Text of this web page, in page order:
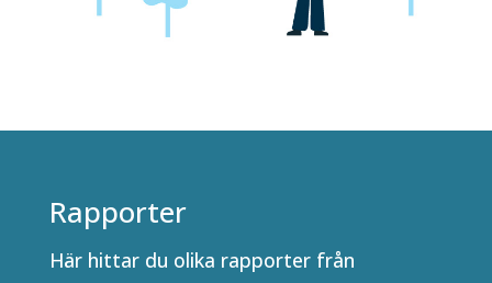
Rapporter
Här hittar du olika rapporter från